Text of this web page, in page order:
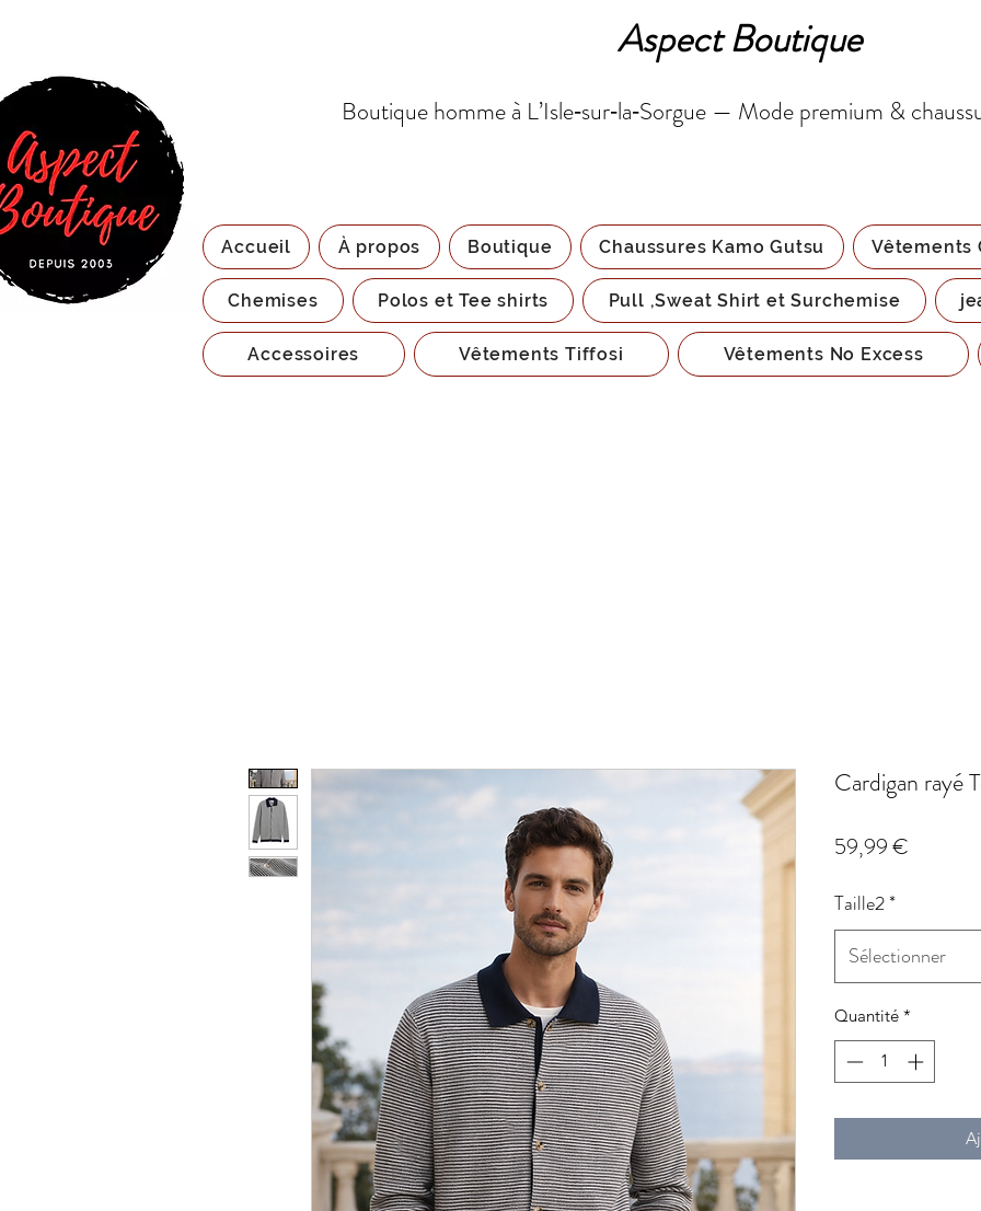
Aspect Boutique
Boutique homme à L’Isle‑sur‑la‑Sorgue — Mode premium &
Accueil À propos Boutique Chaussures Kamo Gutsu Vêtements
Chemises Polos et Tee shirts Pull ,Sweat Shirt et Surchemise
Accessoires Vêtements Tiffosi Vêtements No Excess
Cardigan rayé
59,99 €
Taille2*
Sélectionner
Quantité *